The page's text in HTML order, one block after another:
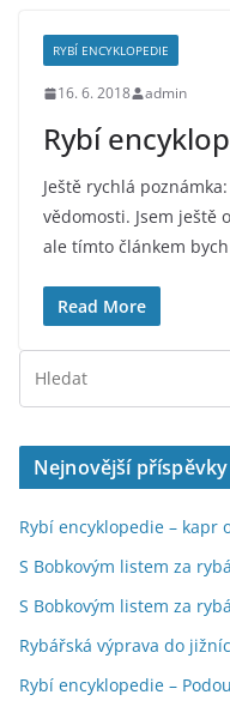
RYBÍ ENCYKLOPEDIE
16. 6. 2018 admin
Rybí
Ještě rychlá
vědomosti. Jsem ještě
ale tímto článkem bych
Read More
Nejnovější příspěvky
Rybí encyklopedie – kapr
S Bobkovým listem za
S Bobkovým listem za
Rybářská výprava do
Rybí encyklopedie –